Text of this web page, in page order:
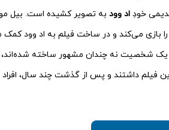
خودِ اد وود به تصویر کشیده است. بیل
بازی می‌کند و در ساخت فیلم به اد وود کمک
شخصیت نه چندان مشهور ساخته شده‌اند،
فیلم داشتند و پس از گذشت چند سال،